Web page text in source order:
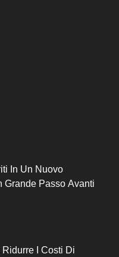
In Un Nuovo
Grande Passo Avanti
I Costi Di